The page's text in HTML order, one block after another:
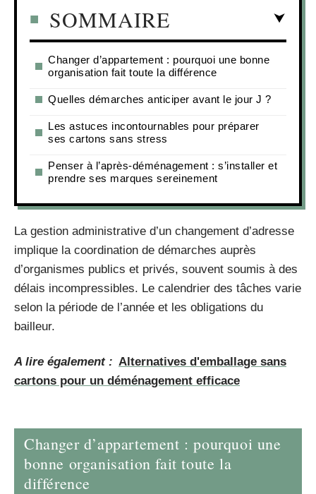
SOMMAIRE
Changer d’appartement : pourquoi une bonne
organisation fait toute la différence
Quelles démarches anticiper avant le jour J ?
Les astuces incontournables pour préparer
ses cartons sans stress
Penser à l’après-déménagement : s’installer et
prendre ses marques sereinement
La gestion administrative d’un changement d’adresse
implique la coordination de démarches auprès
d’organismes publics et privés, souvent soumis à des
délais incompressibles. Le calendrier des tâches varie
selon la période de l’année et les obligations du
bailleur.
A lire également : Alternatives d'emballage sans
cartons pour un déménagement efficace
Changer d’appartement : pourquoi une
bonne organisation fait toute la
différence